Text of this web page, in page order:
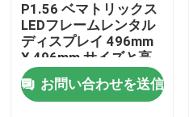
家へ
P1.56 ベマトリックス
LEDフレームレンタル
ディスプレイ 496mm
X 496mm サイズと高
画質のGOB技術
お問い合わせを送信